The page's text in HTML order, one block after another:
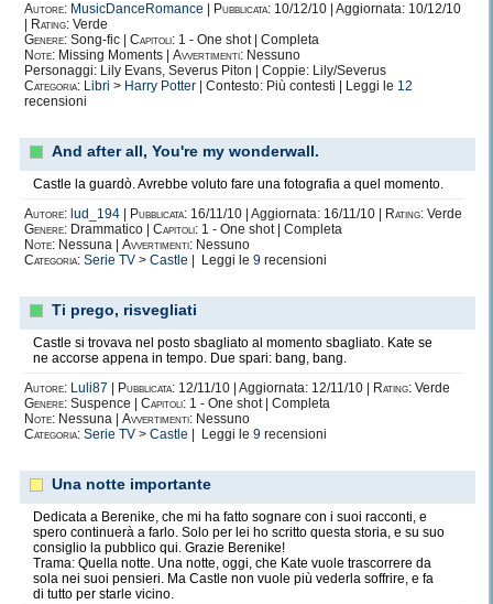
Autore: MusicDanceRomance Pubblicata: 10/12/10 | Aggiornata: 10/12/10
Rating: Verde
Genere: Song-fic | Capitoli: 1 - One shot | Completa
Note: Missing Moments | Avvertimenti: Nessuno
Personaggi: Lily Evans, Severus Piton | Coppie: Lily/Severus
Categoria: Libri > Harry Potter | Contesto: Più contesti | Leggi le 12
recensioni
And after all, You're my wonderwall.
Castle la guardò. Avrebbe voluto fare una fotografia a quel momento.
Autore: lud_194 Pubblicata: 16/11/10 | Aggiornata: 16/11/10 | Rating: Verde
Genere: Drammatico | Capitoli: 1 - One shot | Completa
Note: Nessuna | Avvertimenti: Nessuno
Categoria: Serie TV > Castle | Leggi le 9 recensioni
Ti prego, risvegliati
Castle si trovava nel posto sbagliato al momento sbagliato. Kate se
ne accorse appena in tempo. Due spari: bang, bang.
Autore: Luli87 Pubblicata: 12/11/10 | Aggiornata: 12/11/10 | Rating: Verde
Genere: Suspence | Capitoli: 1 - One shot | Completa
Note: Nessuna | Avvertimenti: Nessuno
Categoria: Serie TV > Castle | Leggi le 9 recensioni
Una notte importante
Dedicata a Berenike, che mi ha fatto sognare con i suoi racconti, e
spero continuerà a farlo. Solo per lei ho scritto questa storia, e su suo
consiglio la pubblico qui. Grazie Berenike!
Trama: Quella notte. Una notte, oggi, che Kate vuole trascorrere da
sola nei suoi pensieri. Ma Castle non vuole più vederla soffrire, e fa
di tutto per starle vicino.